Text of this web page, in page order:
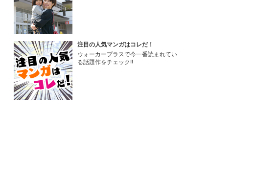
注目の人気マンガはコレだ！
ウォーカープラスで今一番読まれてい
る話題作をチェック!!